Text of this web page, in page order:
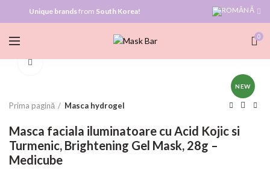
Unique brandsfrom South Korea!
0
NEW
Prima pagină Masca hydrogel
Masca faciala iluminatoare cu Acid Kojic si
Turmenic, Brightening Gel Mask, 28g –
Medicube